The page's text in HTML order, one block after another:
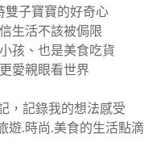
雙子寶寶的好奇心
生活不該被侷限
孩、也是美食吃貨
更愛親眼看世界
，記錄我的想法感受
遊.時尚.美食的生活點滴